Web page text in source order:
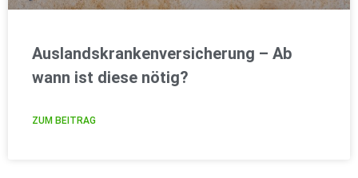
Auslandskrankenversicherung – Ab
wann ist diese nötig?
ZUM BEITRAG